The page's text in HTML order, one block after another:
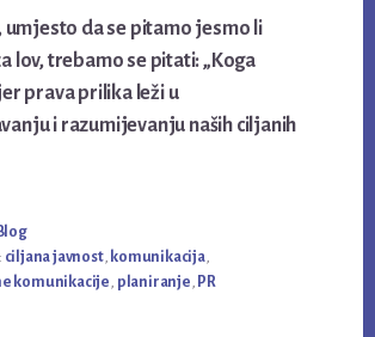
umjesto da se pitamo jesmo li
lov, trebamo se pitati: „Koga
prava prilika leži u
i razumijevanju naših ciljanih
ciljana javnost, komunikacija,
komunikacije, planiranje, PR